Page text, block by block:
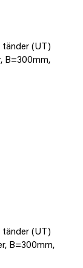
tänder (UT)
B=300mm,
tänder (UT)
B=300mm,